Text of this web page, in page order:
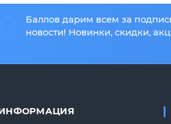
Баллов дарим всем за
новости! Новинки, скидки,